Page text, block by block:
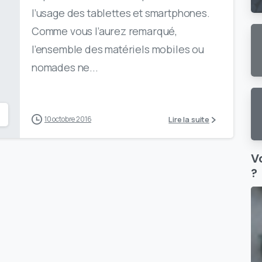
l’usage des tablettes et smartphones.
Comme vous l’aurez remarqué,
l’ensemble des matériels mobiles ou
nomades ne...
10 octobre 2016 Lire la suite
?